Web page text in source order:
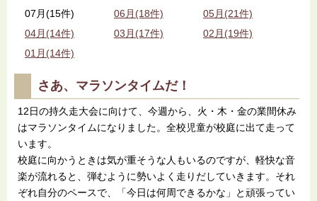
07月(15件) 06月(18件)
05月(21件)
04月(14件)
03月(17件)
02月(19件)
01月(14件)
さあ、マラソンタイムだ！
12日の持久走大会に向けて、今週から、火・木・金の業間休み
はマラソンタイムになりました。全校児童が校庭に出て走って
います。
校庭に向かうときは気が重そうな人もいるのですが、軽快な音
楽が流れると、弾むように勢いよく走りだしていきます。それ
ぞれ自分のペースで、「今日は何周できるかな」と頑張ってい